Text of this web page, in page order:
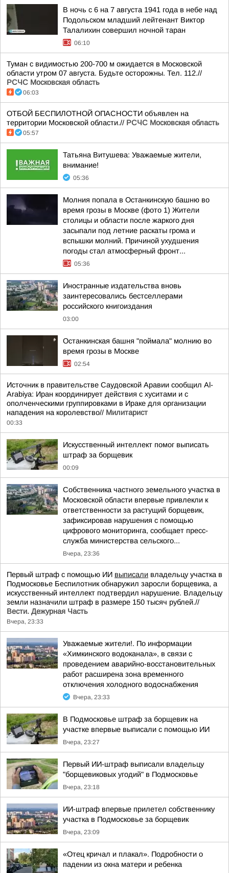
В ночь с 6 на 7 августа 1941 года в небе над
Подольском младший лейтенант Виктор
Талалихин совершил ночной таран
06:10
Туман с видимостью 200-700 м ожидается в Московской
области утром 07 августа. Будьте осторожны. Тел. 112.//
РСЧС Московская область
06:03
ОТБОЙ БЕСПИЛОТНОЙ ОПАСНОСТИ объявлен на
территории Московской области.// РСЧС Московская область
05:57
Татьяна Витушева: Уважаемые жители,
внимание!
05:36
Молния попала в Останкинскую башню во
время грозы в Москве (фото 1) Жители
столицы и области после жаркого дня
засыпали под летние раскаты грома и
вспышки молний. Причиной ухудшения
погоды стал атмосферный фронт...
05:36
Иностранные издательства вновь
заинтересовались бестселлерами
российского книгоиздания
03:00
Останкинская башня "поймала" молнию во
время грозы в Москве
02:54
Источник в правительстве Саудовской Аравии сообщил Al-
Arabiya: Иран координирует действия с хуситами и с
ополченческими группировками в Ираке для организации
нападения на королевство// Милитарист
00:33
Искусственный интеллект помог выписать
штраф за борщевик
00:09
Собственника частного земельного участка в
Московской области впервые привлекли к
ответственности за растущий борщевик,
зафиксировав нарушения с помощью
цифрового мониторинга, сообщает пресс-
служба министерства сельского...
Вчера, 23:36
Первый штраф с помощью ИИ выписали владельцу участка в
Подмосковье Беспилотник обнаружил заросли борщевика, а
искусственный интеллект подтвердил нарушение. Владельцу
земли назначили штраф в размере 150 тысяч рублей.//
Вести. Дежурная Часть
Вчера, 23:33
Уважаемые жители!. По информации
«Химкинского водоканала», в связи с
проведением аварийно-восстановительных
работ расширена зона временного
отключения холодного водоснабжения
Вчера, 23:33
В Подмосковье штраф за борщевик на
участке впервые выписали с помощью ИИ
Вчера, 23:27
Первый ИИ-штраф выписали владельцу
"борщевиковых угодий" в Подмосковье
Вчера, 23:18
ИИ-штраф впервые прилетел собственнику
участка в Подмосковье за борщевик
Вчера, 23:09
«Отец кричал и плакал». Подробности о
падении из окна матери и ребенка